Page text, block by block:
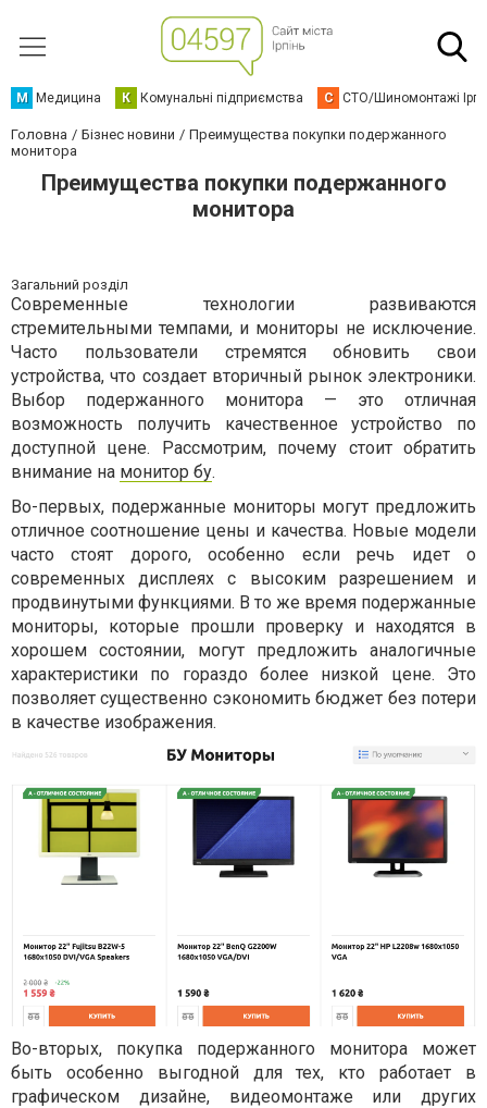
М Медицина К Комунальні підприємства С СТО/Шиномонтажі
Головна Бізнес новини
Преимущества покупки подержанного
монитора
Преимущества покупки подержанного
монитора
Загальний розділ
Современные технологии развиваются
стремительными темпами, и мониторы не исключение.
Часто пользователи стремятся обновить свои
устройства, что создает вторичный рынок электроники.
Выбор подержанного монитора — это отличная
возможность получить качественное устройство по
доступной цене. Рассмотрим, почему стоит обратить
внимание на монитор бу.
Во-первых, подержанные мониторы могут предложить
отличное соотношение цены и качества. Новые модели
часто стоят дорого, особенно если речь идет о
современных дисплеях с высоким разрешением и
продвинутыми функциями. В то же время подержанные
мониторы, которые прошли проверку и находятся в
хорошем состоянии, могут предложить аналогичные
характеристики по гораздо более низкой цене. Это
позволяет существенно сэкономить бюджет без потери
в качестве изображения.
Во-вторых, покупка подержанного монитора может
быть особенно выгодной для тех, кто работает в
графическом дизайне, видеомонтаже или других